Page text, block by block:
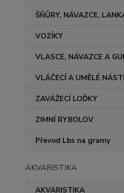
ŠŇŮRY, NÁVAZCE,
VOZÍKY
VLASCE, NÁVAZCE A
VLÁČECÍ A UMĚLÉ
ZAVÁŽECÍ LOĎKY
ZIMNÍ RYBOLOV
Převod Lbs na gramy
AKVARISTIKA
AKVARISTIKA